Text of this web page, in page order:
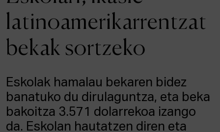
ALBISTEAK
Intranet
EUS ESP ENG
latinoamerikarrentzat
bekak sortzeko
Eskolak hamalau bekaren bidez
banatuko du dirulaguntza, eta beka
bakoitza 3.571 dolarrekoa izango
da. Eskolan hautatzen diren eta